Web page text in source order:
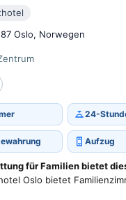
Oslo, Norwegen
24-
Aufzug
für Familien bietet
Oslo bietet